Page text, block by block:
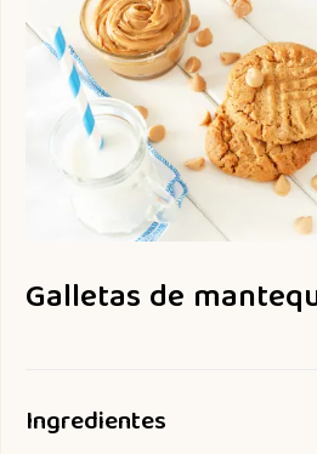
Galletas de
Ingredientes